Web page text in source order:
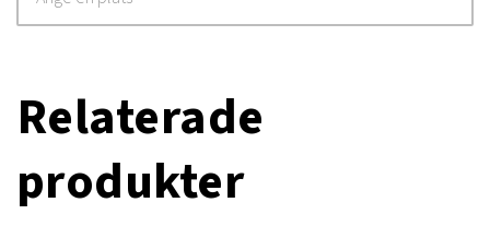
Relaterade
produkter